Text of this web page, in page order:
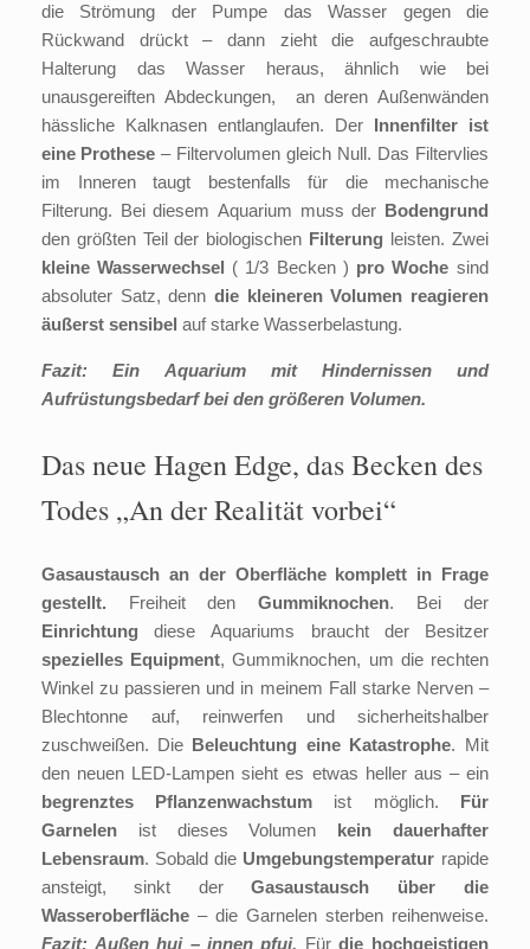
die Strömung der Pumpe das Wasser gegen die
Rückwand drückt – dann zieht die aufgeschraubte
Halterung das Wasser heraus, ähnlich wie bei
unausgereiften Abdeckungen, an deren Außenwänden
hässliche Kalknasen entlanglaufen. Der Innenfilter ist
eine Prothese – Filtervolumen gleich Null. Das Filtervlies
im Inneren taugt bestenfalls für die mechanische
Filterung. Bei diesem Aquarium muss der Bodengrund
den größten Teil der biologischen Filterung leisten. Zwei
kleine Wasserwechsel ( 1/3 Becken ) pro Woche sind
absoluter Satz, denn die kleineren Volumen reagieren
äußerst sensibel auf starke Wasserbelastung.
Fazit: Ein Aquarium mit Hindernissen und
Aufrüstungsbedarf bei den größeren Volumen.
Das neue Hagen Edge, das Becken des
Todes „An der Realität vorbei“
Gasaustausch an der Oberfläche komplett in Frage
gestellt. Freiheit den Gummiknochen. Bei der
Einrichtung diese Aquariums braucht der Besitzer
spezielles Equipment, Gummiknochen, um die rechten
Winkel zu passieren und in meinem Fall starke Nerven –
Blechtonne auf, reinwerfen und sicherheitshalber
zuschweißen. Die Beleuchtung eine Katastrophe. Mit
den neuen LED-Lampen sieht es etwas heller aus – ein
begrenztes Pflanzenwachstum ist möglich. Für
Garnelen ist dieses Volumen kein dauerhafter
Lebensraum. Sobald die Umgebungstemperatur rapide
ansteigt, sinkt der Gasaustausch über die
Wasseroberfläche – die Garnelen sterben reihenweise.
Fazit: Außen hui – innen pfui. Für die hochgeistigen